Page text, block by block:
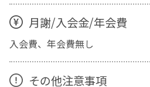
月謝/入会金/年会費
入会費、年会費無し
その他注意事項